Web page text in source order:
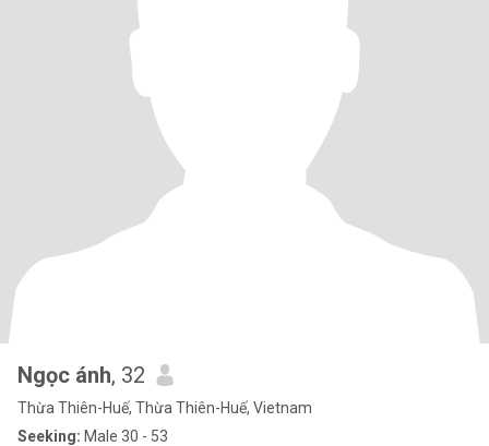
Ngọc ánh, 32
Thừa Thiên-Huế, Thừa Thiên-Huế, Vietnam
Seeking: Male 30 - 53